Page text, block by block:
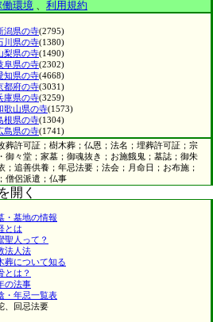
働環境 、 利用規約
潟県の寺(2795)
川県の寺(1380)
梨県の寺(1490)
阜県の寺(2302)
知県の寺(4668)
都府の寺(3031)
庫県の寺(3259)
歌山県の寺(1573)
根県の寺(1304)
島県の寺(1741)
葬許可証；樹木葬；仏恩；法名；埋葬許可証；宗
御々堂；家墓；御魂抜き；お施餓鬼；墓誌；御朱
追善供養；年忌法要；法会；月命日；お布施；
僧侶派遣；仏事
開く
・墓地の情報
とは
聖人って？
法人法
葬について知る
とは？
の法事
・年忌一覧表
、回忌法要